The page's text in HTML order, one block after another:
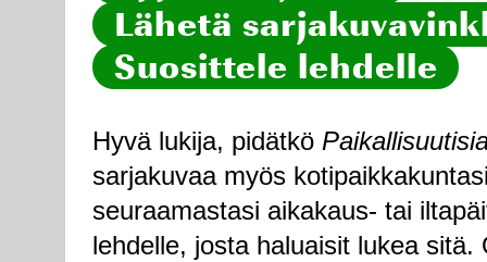
Lähetä
Suosittele lehdelle
Hyvä lukija, pidätkö
sarjakuvaa myös
seuraamastasi aikakaus- tai
lehdelle, josta haluaisit lukea